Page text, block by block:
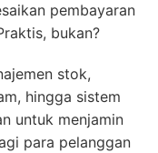
pembayaran
bukan?
stok,
hingga sistem
untuk menjamin
para pelanggan